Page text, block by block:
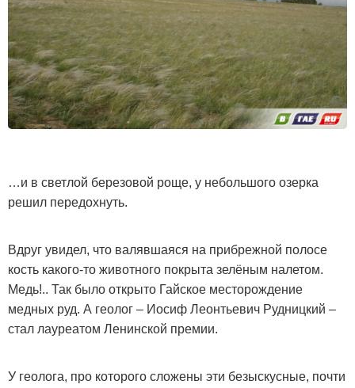
…и в светлой березовой роще, у небольшого озерка
решил передохнуть.
Вдруг увидел, что валявшаяся на прибрежной полосе
кость какого-то животного покрыта зелёным налетом.
Медь!.. Так было открыто Гайское месторождение
медных руд. А геолог – Иосиф Леонтьевич Рудницкий –
стал лауреатом Ленинской премии.
У геолога, про которого сложены эти безыскусные, почти